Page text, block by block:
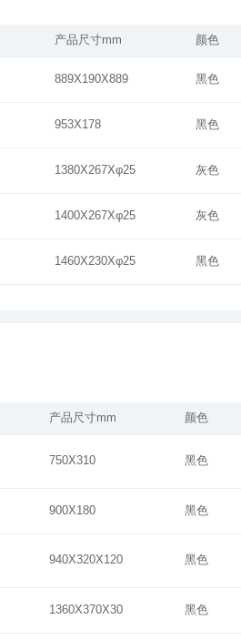
产品尺寸mm 颜色
889X190X889 黑色
953X178 黑色
1380X267Xφ25 灰色
1400X267Xφ25 灰色
1460X230Xφ25 黑色
产品尺寸mm 颜色
750X310 黑色
900X180 黑色
940X320X120 黑色
1360X370X30 黑色